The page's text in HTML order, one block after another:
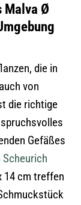
Malva Ø
die in
von
die richtige
Gefäßes
Scheurich
14 cm treffen